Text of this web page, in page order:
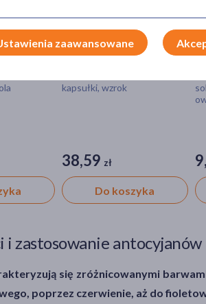
Panaseus Sokoli Wzrok,
kapsułki, wzrok
38,59 zł
Do koszyka
i zastosowanie antocyjanów
się zróżnicowanymi
poprzez czerwienie, aż do
zaawansowane